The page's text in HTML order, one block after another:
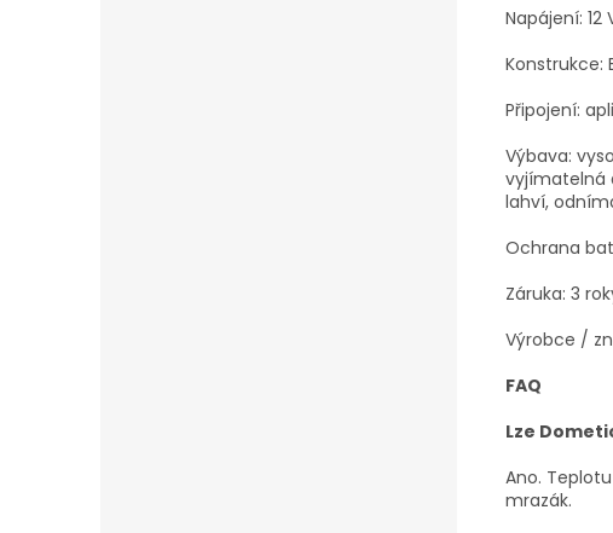
Napájení: 12
Konstrukce:
Připojení:
Výbava:
vyjímatelná
lahví,
Ochrana
Záruka: 3
Výrobce /
FAQ
Lze
Ano.
mrazák.